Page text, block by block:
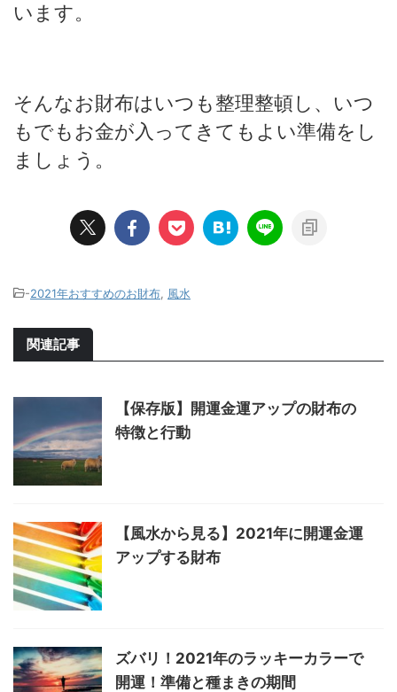
います。
そんなお財布はいつも整理整頓し、いつ
もでもお金が入ってきてもよい準備をし
ましょう。
-2021年おすすめのお財布 風水
関連記事
【保存版】開運金運アップの財布の
特徴と行動
【風水から見る】2021年に開運金運
アップする財布
ズバリ！2021年のラッキーカラーで
開運！準備と種まきの期間